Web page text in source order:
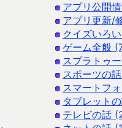
アプリ公開
アプリ更新/
クイズいろ
ゲーム全般
スプラトゥ
スポーツの
スマートフ
タブレット
テレビの話